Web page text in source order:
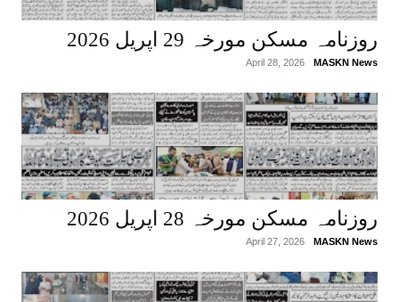
روزنامہ مسکن مورخہ 29 اپریل 2026
MASKN News
April 28, 2026
روزنامہ مسکن مورخہ 28 اپریل 2026
MASKN News
April 27, 2026